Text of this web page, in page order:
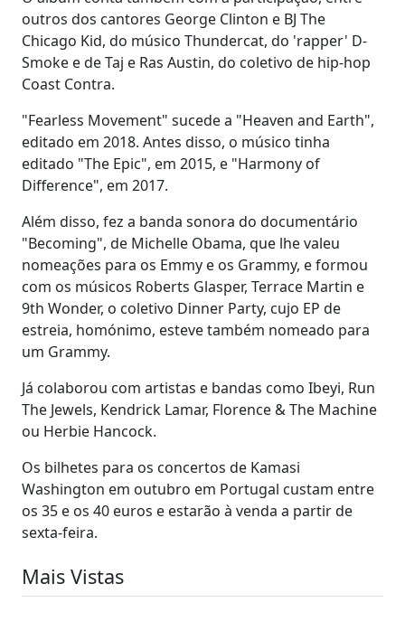
outros dos cantores George Clinton e BJ The
Chicago Kid, do músico Thundercat, do 'rapper' D-
Smoke e de Taj e Ras Austin, do coletivo de hip-hop
Coast Contra.
"Fearless Movement" sucede a "Heaven and Earth",
editado em 2018. Antes disso, o músico tinha
editado "The Epic", em 2015, e "Harmony of
Difference", em 2017.
Além disso, fez a banda sonora do documentário
"Becoming", de Michelle Obama, que lhe valeu
nomeações para os Emmy e os Grammy, e formou
com os músicos Roberts Glasper, Terrace Martin e
9th Wonder, o coletivo Dinner Party, cujo EP de
estreia, homónimo, esteve também nomeado para
um Grammy.
Já colaborou com artistas e bandas como Ibeyi, Run
The Jewels, Kendrick Lamar, Florence & The Machine
ou Herbie Hancock.
Os bilhetes para os concertos de Kamasi
Washington em outubro em Portugal custam entre
os 35 e os 40 euros e estarão à venda a partir de
sexta-feira.
Mais Vistas